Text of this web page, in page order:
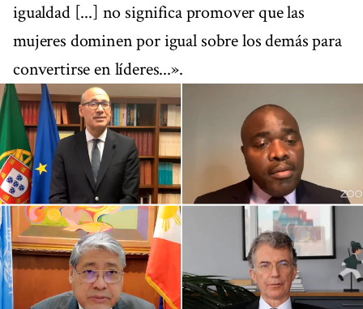
igualdad [...] no significa promover que las
mujeres dominen por igual sobre los demás para
convertirse en líderes...».